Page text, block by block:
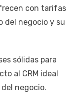
con tarifas
del negocio y su
sólidas para
al CRM ideal
negocio.